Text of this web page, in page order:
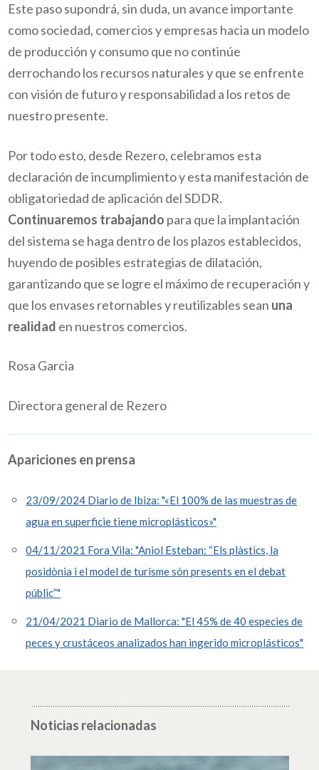
Este paso supondrá, sin duda, un avance importante
como sociedad, comercios y empresas hacia un modelo
de producción y consumo que no continúe
derrochando los recursos naturales y que se enfrente
con visión de futuro y responsabilidad a los retos de
nuestro presente.
Por todo esto, desde Rezero, celebramos esta
declaración de incumplimiento y esta manifestación de
obligatoriedad de aplicación del SDDR.
Continuaremos trabajando para que la implantación
del sistema se haga dentro de los plazos establecidos,
huyendo de posibles estrategias de dilatación,
garantizando que se logre el máximo de recuperación y
que los envases retornables y reutilizables sean una
realidad en nuestros comercios.
Rosa Garcia
Directora general de Rezero
Apariciones en prensa
23/09/2024 Diario de Ibiza: "«El 100% de las muestras de
agua en superficie tiene microplásticos»"
04/11/2021 Fora Vila: "Aniol Esteban: “Els plàstics, la
posidònia i el model de turisme són presents en el debat
públic”"
21/04/2021 Diario de Mallorca: "El 45% de 40 especies de
peces y crustáceos analizados han ingerido microplásticos"
Noticias relacionadas